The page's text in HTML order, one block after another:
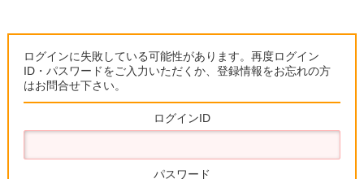
ログインに失敗している可能性があります。再度ログイン
ID・パスワードをご入力いただくか、登録情報をお忘れの方
はお問合せ下さい。
ログインID
パスワード